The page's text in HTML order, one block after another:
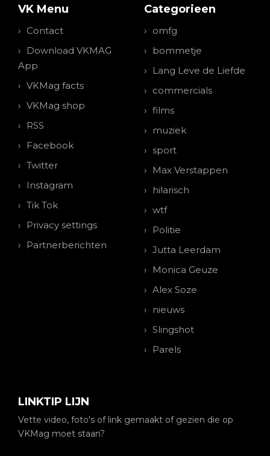
VK Menu
Contact
Download VKMAG
App
VKMag facts
VKMag shop
RSS
Facebook
Twitter
Instagram
Tik Tok
Privacy settings
Partnerberichten
Categorieen
omfg
bommetje
Lang Leve de Liefde
commercials
films
muziek
sport
Max Verstappen
hilarisch
wtf
Politie
Jutta Leerdam
Monica Geuze
Alex Soze
nieuws
Slingshot
Parels
LINKTIP LIJN
Vette video, foto's of link gemaakt of gezien die op
VKMag moet staan?